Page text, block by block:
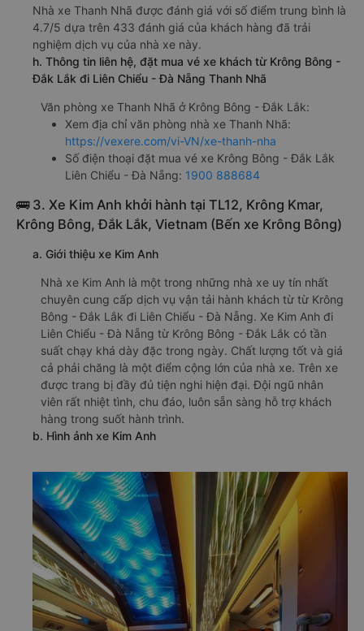
Nhà xe Thanh Nhã được đánh giá với số điểm trung bình là
4.7/5 dựa trên 433 đánh giá của khách hàng đã trải
nghiệm dịch vụ của nhà xe này.
h. Thông tin liên hệ, đặt mua vé xe khách từ Krông Bông -
Đắk Lắk đi Liên Chiểu - Đà Nẵng Thanh Nhã
Văn phòng xe Thanh Nhã ở Krông Bông - Đắk Lắk:
Xem địa chỉ văn phòng nhà xe Thanh Nhã:
https://vexere.com/vi-VN/xe-thanh-nha
Số điện thoại đặt mua vé xe Krông Bông - Đắk Lắk
Liên Chiểu - Đà Nẵng: 1900 888684
🚌 3. Xe Kim Anh khởi hành tại TL12, Krông Kmar,
Krông Bông, Đắk Lắk, Vietnam (Bến xe Krông Bông)
a. Giới thiệu xe Kim Anh
Nhà xe Kim Anh là một trong những nhà xe uy tín nhất
chuyên cung cấp dịch vụ vận tải hành khách từ từ Krông
Bông - Đắk Lắk đi Liên Chiểu - Đà Nẵng. Xe Kim Anh đi
Liên Chiểu - Đà Nẵng từ Krông Bông - Đắk Lắk có tần
suất chạy khá dày đặc trong ngày. Chất lượng tốt và giá
cả phải chăng là một điểm cộng lớn của nhà xe. Trên xe
được trang bị đầy đủ tiện nghi hiện đại. Đội ngũ nhân
viên rất nhiệt tình, chu đáo, luôn sẵn sàng hỗ trợ khách
hàng trong suốt hành trình.
b. Hình ảnh xe Kim Anh